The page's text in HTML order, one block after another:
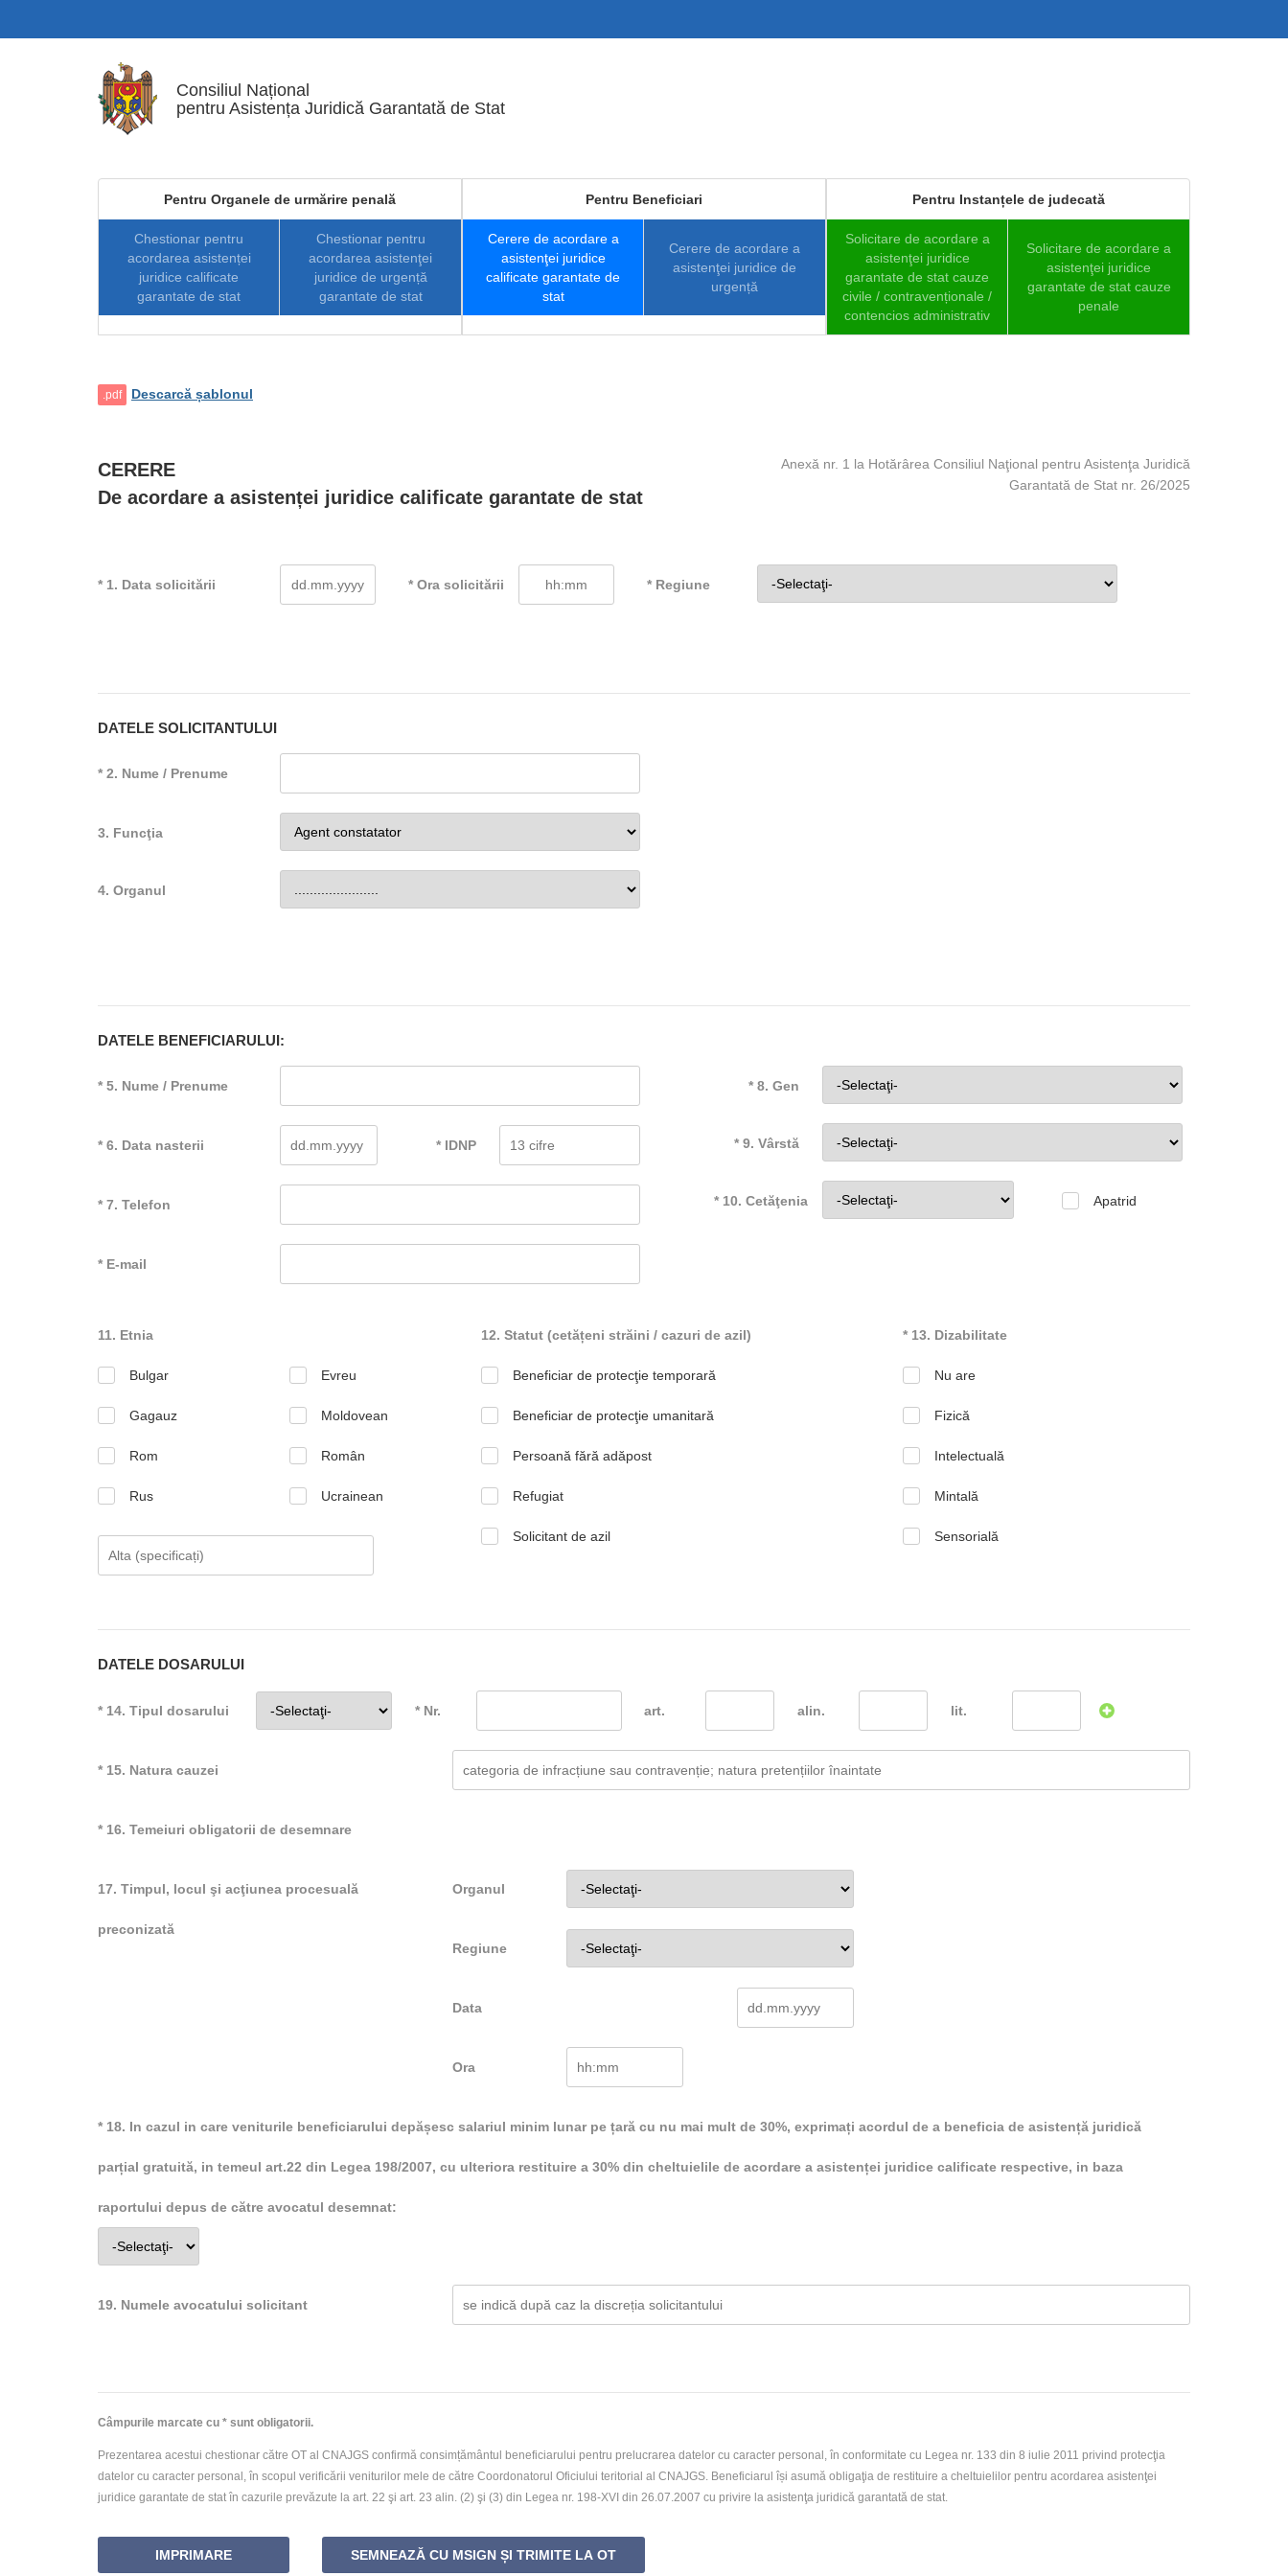
Consiliul Național
pentru Asistența Juridică Garantată de Stat
Pentru Organele de urmărire penală
Chestionar pentru
acordarea asistenței
juridice calificate
garantate de stat
Chestionar pentru
acordarea asistenţei
juridice de urgență
garantate de stat
Pentru Beneficiari
Cerere de acordare a
asistenţei juridice
calificate garantate de
stat
Cerere de acordare a
asistenţei juridice de
urgență
Pentru Instanțele de judecată
Solicitare de acordare a
asistenţei juridice
garantate de stat cauze
civile / contravenționale /
contencios administrativ
Solicitare de acordare a
asistenţei juridice
garantate de stat cauze
penale
Descarcă șablonul
CERERE
De acordare a asistenței juridice calificate garantate de stat
Anexă nr. 1 la Hotărârea Consiliul Naţional pentru Asistenţa Juridică
Garantată de Stat nr. 26/2025
* 1. Data solicitării * Ora solicitării * Regiune
DATELE SOLICITANTULUI
* 2. Nume / Prenume
3. Funcţia
4. Organul
DATELE BENEFICIARULUI:
* 5. Nume / Prenume
* 6. Data nasterii * IDNP
* 7. Telefon
* E-mail
* 8. Gen
* 9. Vârstă
* 10. Cetăţenia Apatrid
11. Etnia
Bulgar Evreu
Gagauz Moldovean
Rom Român
Rus Ucrainean
12. Statut (cetățeni străini / cazuri de azil)
Beneficiar de protecţie temporară
Beneficiar de protecţie umanitară
Persoană fără adăpost
Refugiat
Solicitant de azil
* 13. Dizabilitate
Nu are
Fizică
Intelectuală
Mintală
Sensorială
DATELE DOSARULUI
* 14. Tipul dosarului * Nr. art. alin. lit.
* 15. Natura cauzei
* 16. Temeiuri obligatorii de desemnare
17. Timpul, locul şi acţiunea procesuală
preconizată
Organul
Regiune
Data
Ora
* 18. In cazul in care veniturile beneficiarului depășesc salariul minim lunar pe țară cu nu mai mult de 30%, exprimați acordul de a beneficia de asistență juridică
parțial gratuită, in temeul art.22 din Legea 198/2007, cu ulteriora restituire a 30% din cheltuielile de acordare a asistenței juridice calificate respective, in baza
raportului depus de către avocatul desemnat:
19. Numele avocatului solicitant
Câmpurile marcate cu * sunt obligatorii.
Prezentarea acestui chestionar către OT al CNAJGS confirmă consimțământul beneficiarului pentru prelucrarea datelor cu caracter personal, în conformitate cu Legea nr. 133 din 8 iulie 2011 privind protecţia
datelor cu caracter personal, în scopul verificării veniturilor mele de către Coordonatorul Oficiului teritorial al CNAJGS. Beneficiarul își asumă obligaţia de restituire a cheltuielilor pentru acordarea asistenţei
juridice garantate de stat în cazurile prevăzute la art. 22 şi art. 23 alin. (2) şi (3) din Legea nr. 198-XVI din 26.07.2007 cu privire la asistenţa juridică garantată de stat.